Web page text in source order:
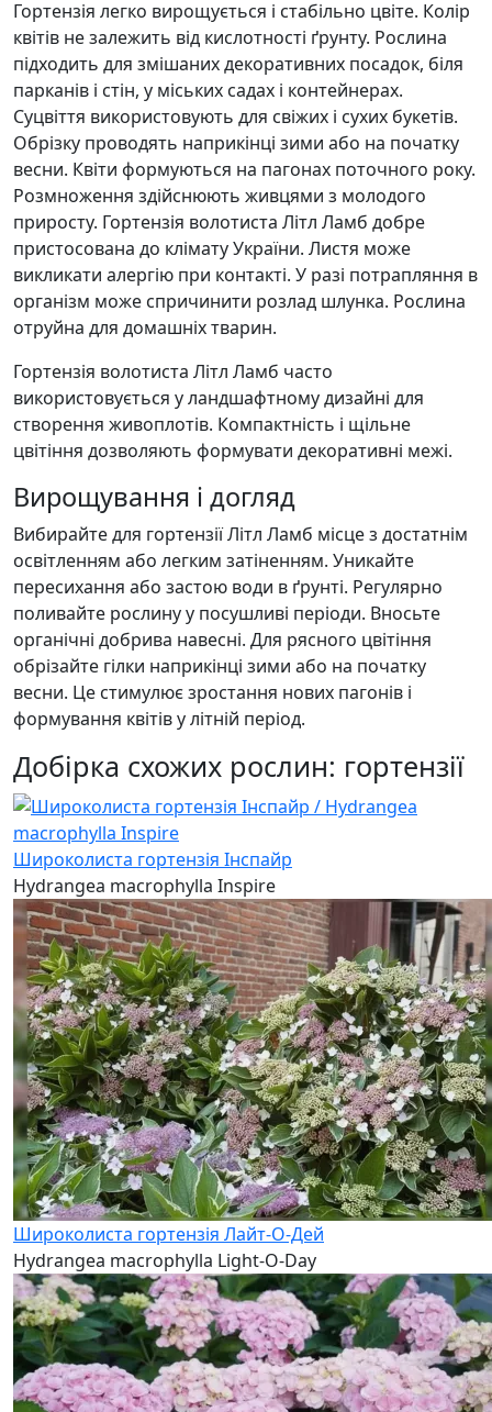
Гортензія легко вирощується і стабільно цвіте. Колір
квітів не залежить від кислотності ґрунту. Рослина
підходить для змішаних декоративних посадок, біля
парканів і стін, у міських садах і контейнерах.
Суцвіття використовують для свіжих і сухих букетів.
Обрізку проводять наприкінці зими або на початку
весни. Квіти формуються на пагонах поточного року.
Розмноження здійснюють живцями з молодого
приросту. Гортензія волотиста Літл Ламб добре
пристосована до клімату України. Листя може
викликати алергію при контакті. У разі потрапляння в
організм може спричинити розлад шлунка. Рослина
отруйна для домашніх тварин.
Гортензія волотиста Літл Ламб часто
використовується у ландшафтному дизайні для
створення живоплотів. Компактність і щільне
цвітіння дозволяють формувати декоративні межі.
Вирощування і догляд
Вибирайте для гортензії Літл Ламб місце з достатнім
освітленням або легким затіненням. Уникайте
пересихання або застою води в ґрунті. Регулярно
поливайте рослину у посушливі періоди. Вносьте
органічні добрива навесні. Для рясного цвітіння
обрізайте гілки наприкінці зими або на початку
весни. Це стимулює зростання нових пагонів і
формування квітів у літній період.
Добірка схожих рослин: гортензії
Широколиста гортензія Інспайр
Hydrangea macrophylla Inspire
Широколиста гортензія Лайт-О-Дей
Hydrangea macrophylla Light-O-Day